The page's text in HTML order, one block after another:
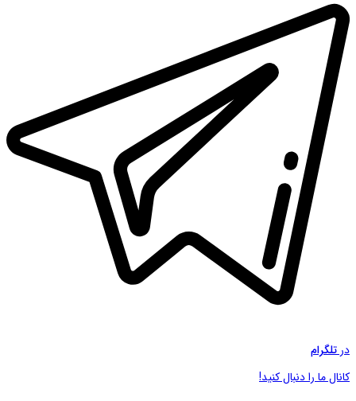
درتلگرام
کانال ما را دنبال کنید!